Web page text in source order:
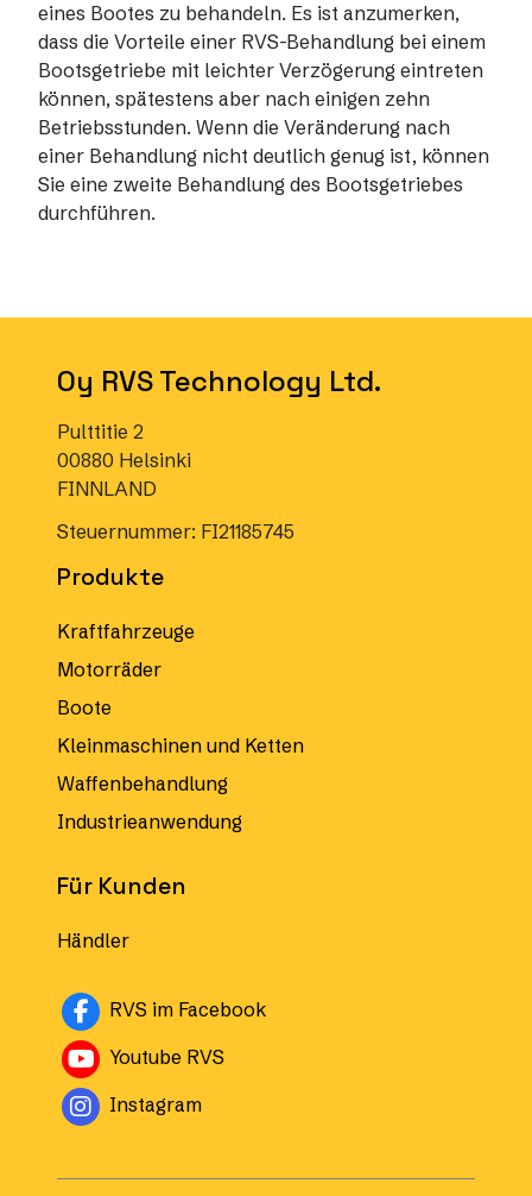
eines Bootes zu behandeln. Es ist anzumerken,
dass die Vorteile einer RVS-Behandlung bei einem
Bootsgetriebe mit leichter Verzögerung eintreten
können, spätestens aber nach einigen zehn
Betriebsstunden. Wenn die Veränderung nach
einer Behandlung nicht deutlich genug ist, können
Sie eine zweite Behandlung des Bootsgetriebes
durchführen.
Oy RVS Technology Ltd.
Pulttitie 2
00880 Helsinki
FINNLAND
Steuernummer: FI21185745
Produkte
Kraftfahrzeuge
Motorräder
Boote
Kleinmaschinen und Ketten
Waffenbehandlung
Industrieanwendung
Für Kunden
Händler
RVS im FacebookAvautuu uuteen ikkunaan
Youtube RVS
Instagram